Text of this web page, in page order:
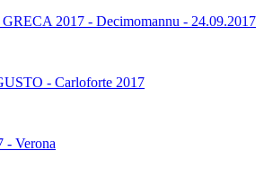
2017 - Decimomannu - 24.09.2017
- Carloforte 2017
Verona